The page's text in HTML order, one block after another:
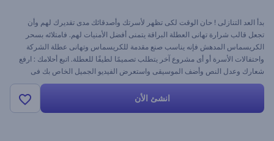
بدأ العد التنازلى ! حان الوقت لكى تظهر لأسرتك وأصدقائك مدى تقديرك لهم وأن
تجعل قالب شرارة تهانى العطلة البراقة يتمنى أفضل الأمنيات لهم. فامتلائه بسحر
الكريسماس المدهش فإنه يناسب صنع مقدمة للكريسماس وتهانى عطلة الشركة
واحتفالات الأسرة أو أى مشروع آخر يتطلب تصميمًا لطيفًا للعطلة. اتبع أحلامك : ارفع
شعارك وعدل النص وأضف الموسيقى واستعرض الفيديو الجميل الخاص بك فى
غضون دقائق قليلة مجانًا مع رندرفورست.
انشئ الأن